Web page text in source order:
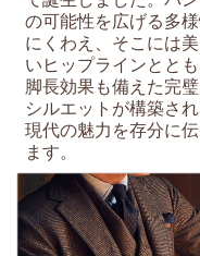
の可能性を広げる多
にくわえ、そこには
いヒップラインとと
脚長効果も備えた完
シルエットが構築され
現代の魅力を存分に伝
ます。